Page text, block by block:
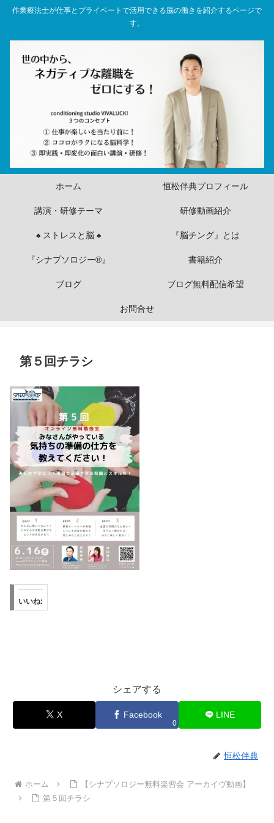
作業療法士が仕事とプライベートで活用できる脳の働きを紹介するページで
す。
ホーム 恒松伴典プロフィール
講演・研修テーマ 研修動画紹介
♠ ストレスと脳 ♠ 『脳チング』とは
『シナプソロジー®』 書籍紹介
ブログ ブログ無料配信希望
お問合せ
第５回チラシ
いいね:
シェアする
X Facebook
0
LINE
恒松伴典
ホーム
【シナプソロジー無料楽習会 アーカイヴ動画】
第５回チラシ